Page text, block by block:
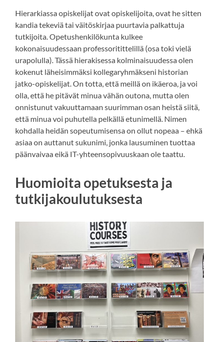
Hierarkiassa opiskelijat ovat opiskelijoita, ovat he sitten
kandia tekeviä tai väitöskirjaa puurtavia palkattuja
tutkijoita. Opetushenkilökunta kulkee
kokonaisuudessaan professoritittelillä (osa toki vielä
urapolulla). Tässä hierakisessa kolminaisuudessa olen
kokenut läheisimmäksi kollegaryhmäkseni historian
jatko-opiskelijat. On totta, että meillä on ikäeroa, ja voi
olla, että he pitävät minua vähän outona, mutta olen
onnistunut vakuuttamaan suurimman osan heistä siitä,
että minua voi puhutella pelkällä etunimellä. Nimen
kohdalla heidän sopeutumisensa on ollut nopeaa – ehkä
asiaa on auttanut sukunimi, jonka lausuminen tuottaa
päänvaivaa eikä IT-yhteensopivuuskaan ole taattu.
Huomioita opetuksesta ja
tutkijakoulutuksesta